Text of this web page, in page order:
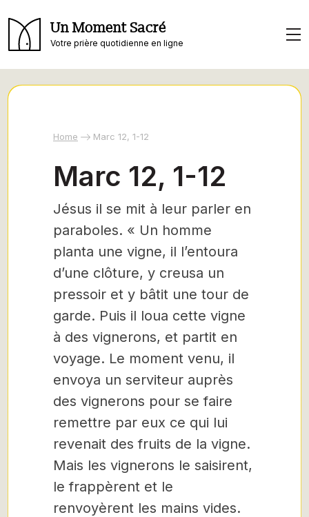
Un Moment Sacré
Votre prière quotidienne en ligne
Home Marc 12, 1-12
Marc 12, 1-12
Jésus il se mit à leur parler en
paraboles. « Un homme
planta une vigne, il l’entoura
d’une clôture, y creusa un
pressoir et y bâtit une tour de
garde. Puis il loua cette vigne
à des vignerons, et partit en
voyage. Le moment venu, il
envoya un serviteur auprès
des vignerons pour se faire
remettre par eux ce qui lui
revenait des fruits de la vigne.
Mais les vignerons le saisirent,
le frappèrent et le
renvoyèrent les mains vides.